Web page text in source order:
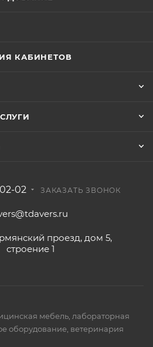
КАБИНЕТОВ
02 ЗАКАЗАТЬ ЗВОНОК
проезд, дом 5,
строение 1
мебель, лабораторная
оборудование, ветеринария